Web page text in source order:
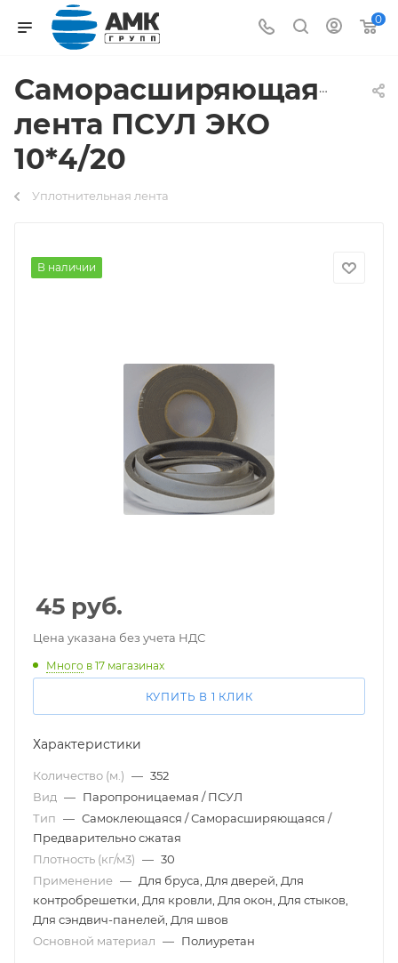
0
Саморасширяющаяся
лента ПСУЛ ЭКО
10*4/20
Уплотнительная лента
В наличии
45 руб.
Цена указана без учета НДС
Много в 17 магазинах
КУПИТЬ В 1 КЛИК
Характеристики
Количество (м.) — 352
Вид — Паропроницаемая / ПСУЛ
Тип — Самоклеющаяся / Саморасширяющаяся /
Предварительно сжатая
Плотность (кг/м3) — 30
Применение — Для бруса, Для дверей, Для
контробрешетки, Для кровли, Для окон, Для стыков,
Для сэндвич-панелей, Для швов
Основной материал — Полиуретан